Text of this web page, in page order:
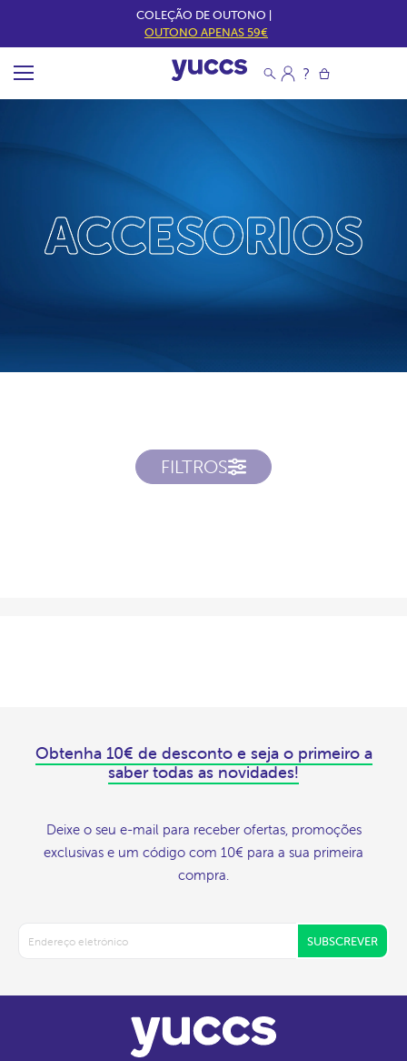
COLEÇÃO DE OUTONO |
OUTONO APENAS 59€
FILTROS
Obtenha 10€ de desconto e seja o primeiro a
saber todas as novidades!
Deixe o seu e-mail para receber ofertas, promoções
exclusivas e um código com 10€ para a sua primeira
compra.
SUBSCREVER